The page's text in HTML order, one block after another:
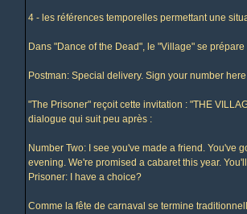
4 - les références temporelles permettant une
Dans "Dance of the Dead", le "Village" se
Postman: Special delivery. Sign your number
"The Prisoner" reçoit cette invitation : "THE
dialogue qui suit peu après :
Number Two: I see you've made a friend. You've
evening. We're promised a cabaret this year.
Prisoner: I have a choice?
Comme la fête de carnaval se termine